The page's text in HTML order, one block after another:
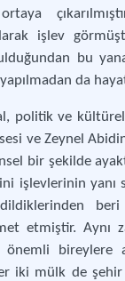
işlev
bu
da
politik ve
ve Zeynel
bir şekilde
işlevlerinin yanı
etmiştir. Aynı
önemli bireylere
iki mülk de